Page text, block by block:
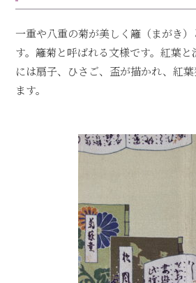
一重や八重の菊が美しく籬（まがき
す。籬菊と呼ばれる文様です。紅葉
には扇子、ひさご、盃が描かれ、紅
ます。